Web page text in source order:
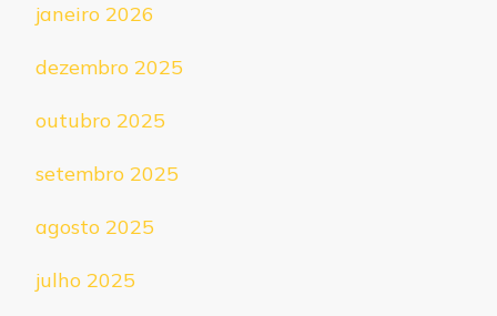
janeiro 2026
dezembro 2025
outubro 2025
setembro 2025
agosto 2025
julho 2025